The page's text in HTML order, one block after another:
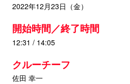
2022年12月23日（金）
開始時間／終了時間
12:31 / 14:05
クルーチーフ
佐田 幸一